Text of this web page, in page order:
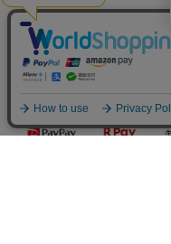
特定商取引法に基づく表示／